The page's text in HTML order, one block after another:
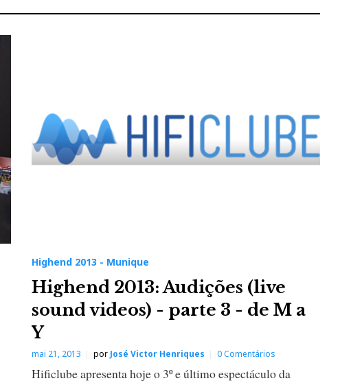
Highend 2013 - Munique
Highend 2013: Audições (live
sound videos) - parte 3 - de M a
Y
mai 21, 2013 por José Victor Henriques 0 Comentários
Hificlube apresenta hoje o 3º e último espectáculo da